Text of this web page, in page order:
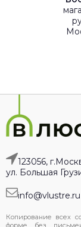
123056,
ул. Большая
info@vlustre.ru
Копирование всех
форме без